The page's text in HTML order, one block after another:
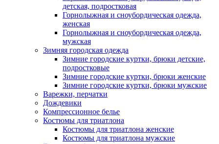
детская, подростковая
Горнолыжная и сноубордическая одежда,
женская
Горнолыжная и сноубордическая одежда,
мужская
Зимняя городская одежда
Зимние городские куртки, брюки детские,
подростковые
Зимние городские куртки, брюки женские
Зимние городские куртки, брюки мужские
Варежки, перчатки
Дождевики
Компрессионное белье
Костюмы для триатлона
Костюмы для триатлона женские
Костюмы для триатлона мужские